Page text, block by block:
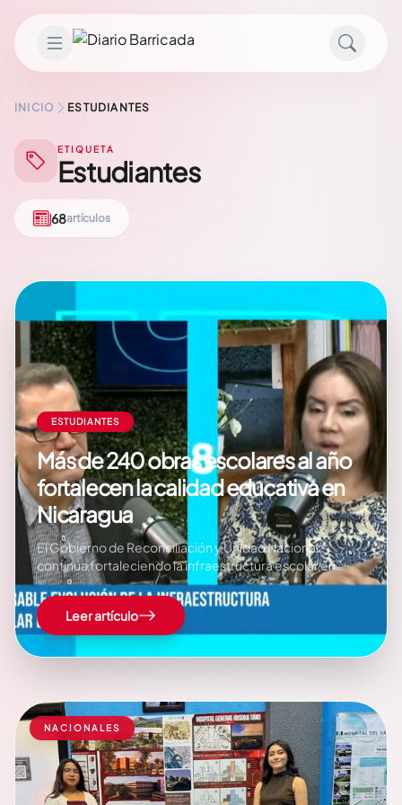
INICIO ESTUDIANTES
ETIQUETA
Estudiantes
68artículos
ESTUDIANTES
Más de 240 obras escolares al año
fortalecen la calidad educativa en
Nicaragua
El Gobierno de Reconciliación y Unidad Nacional
continúa fortaleciendo la infraestructura escolar en
Nicaragua mediante un amplio programa de inversión
pública que este mes permitirá entregar 31 centros
educativos entre nuevas construcciones,
rehabilitaciones y ampliaciones, informó la ministra de
Educación, Mendy Arauz, durante una entrevista en el
Leer artículo
NACIONALES